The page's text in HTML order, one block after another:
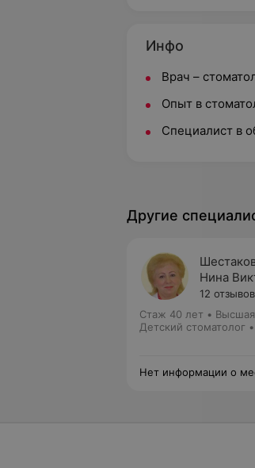
Инфо
Врач –
Опыт в
Специалист в
Другие
Нина
12 отзывов
Стаж 40 лет • Высшая
Детский стоматолог
Нет информации о